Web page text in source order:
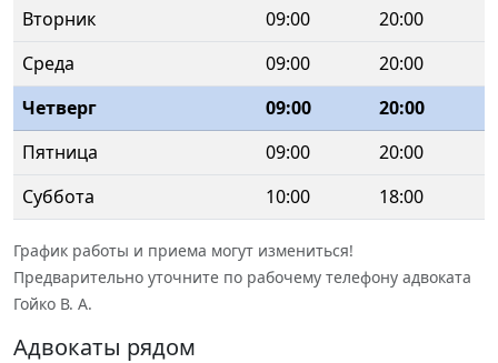
Вторник
09:00
20:00
Среда
09:00
20:00
Четверг
09:00
20:00
Пятница
09:00
20:00
Суббота
10:00 18:00
График работы и приема могут измениться!
Предварительно уточните по рабочему телефону адвоката
Гойко В. А.
Адвокаты рядом